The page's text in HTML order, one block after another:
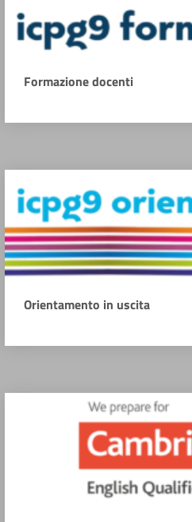
Formazione docenti
Orientamento in uscita